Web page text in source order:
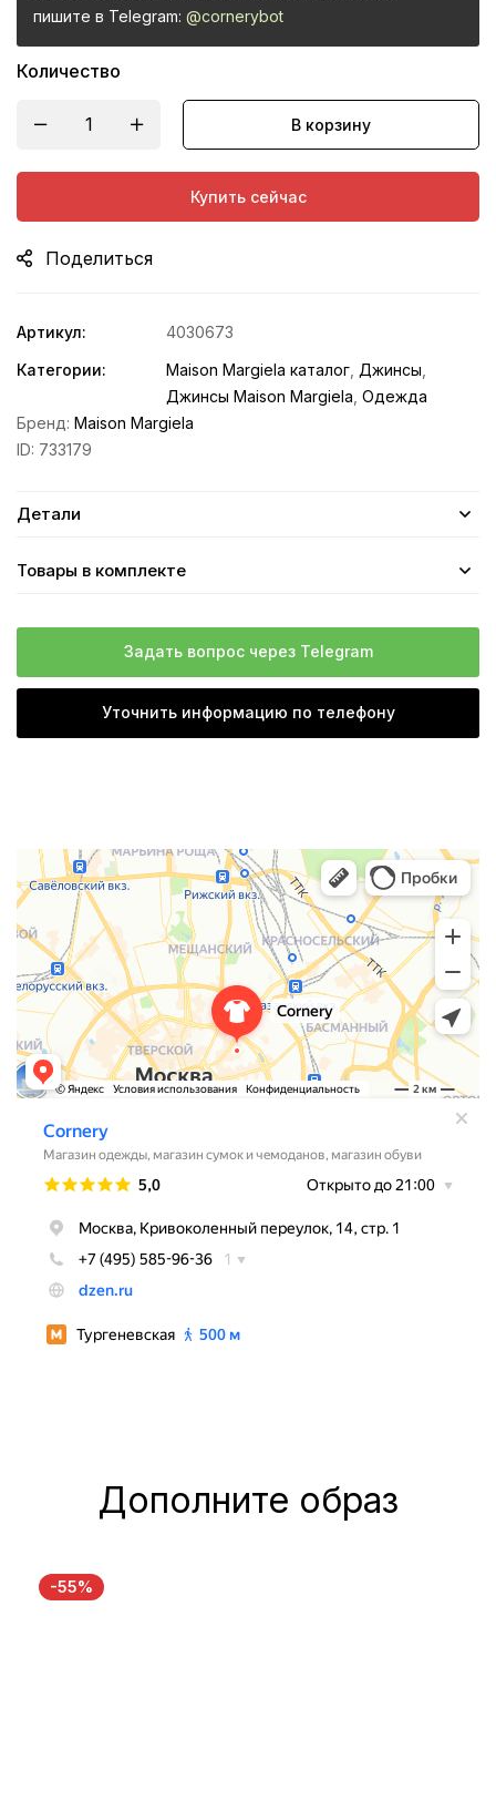
пишите в Telegram: @cornerybot
Количество
В корзину
Купить сейчас
Поделиться
Артикул:
4030673
Категории:
Maison Margiela каталог Джинсы
Джинсы Maison Margiela Одежда
Бренд: Maison Margiela
ID: 733179
Детали
Товары в комплекте
Задать вопрос через Telegram
Уточнить информацию по телефону
Дополните образ
-55%